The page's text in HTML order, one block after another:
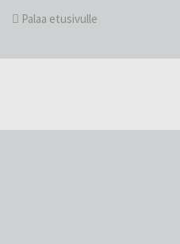
Palaa etusivulle